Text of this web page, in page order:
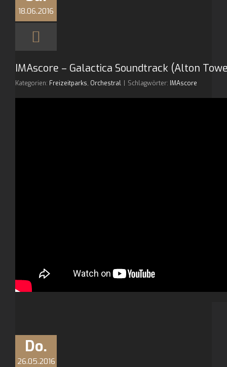
18.06.2016
IMAscore – Galactica Soundtrack (Alton
Kategorien: Freizeitparks, Orchestral Schlagwörter: IMAscore
Do.
26.05.2016